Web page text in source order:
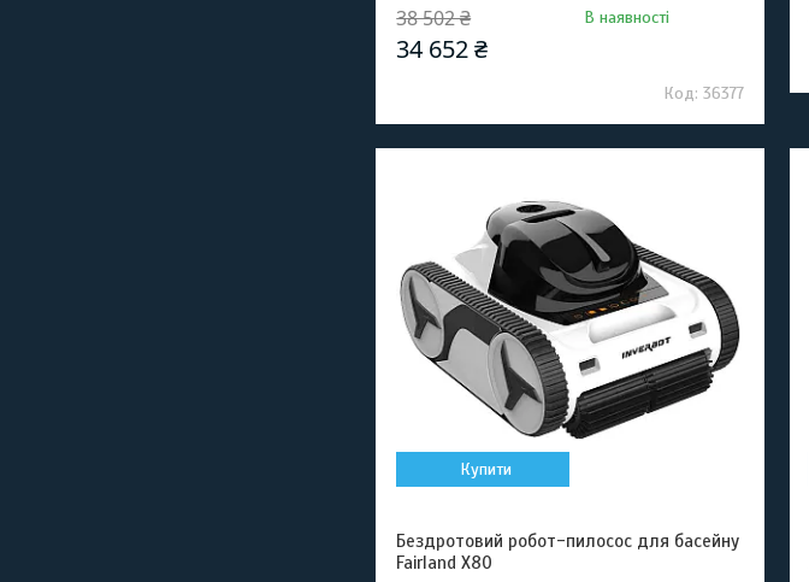
38 502 ₴
34 652 ₴
В наявності
36377
Купити
Бездротовий робот-пилосос для басейну
Fairland X80